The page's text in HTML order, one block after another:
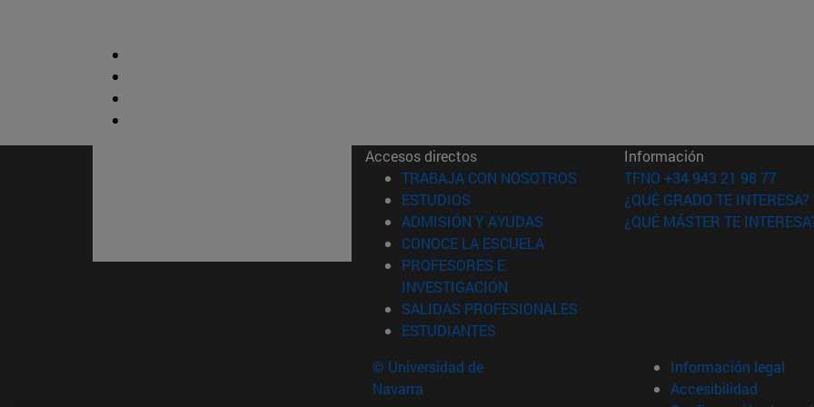
Accesos directos
TRABAJA CON NOSOTROS (abre en nueva ventana)
ESTUDIOS (abre en nueva ventana)
ADMISIÓN Y AYUDAS (abre en nueva ventana)
CONOCE LA ESCUELA(abre en nueva ventana)
PROFESORES E
INVESTIGACIÓN
SALIDAS PROFESIONALES
ESTUDIANTES
Información
TFNO +34 943 21 98 77
¿QUÉ GRADO TE INTERESA?
¿QUÉ MÁSTER TE
© Universidad de
Navarra
Información legal
Accesibilidad